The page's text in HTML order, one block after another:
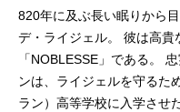
820年に及ぶ長い眠りから
デ・ライジェル。 彼は高貴
「NOBLESSE」である。
ンは、ライジェルを守るた
ラン）高等学校に入学させ